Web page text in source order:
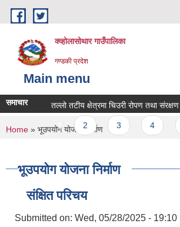
Skip to main content
क्व्होलासोथार गाउँपालिका
गण्डकी प्रदेश
Main menu
समाचार तल्लो तटीय क्षेत्रमा चिउरी रोपण तथा संरक्षण
Pages
1 2 3
You are here
Home » भूउपयोग योजना निर्माण
भूउपयोग योजना निर्माण
संक्षित परिचय
Submitted on: Wed, 05/28/2025 - 19:10